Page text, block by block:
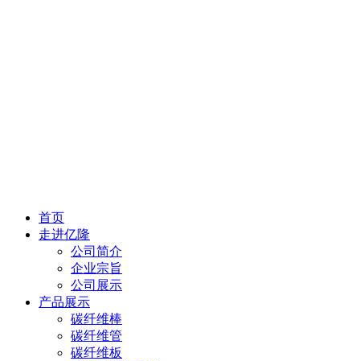
首页
走进亿隆
公司简介
企业宗旨
公司展示
产品展示
碳纤维棒
碳纤维管
碳纤维板